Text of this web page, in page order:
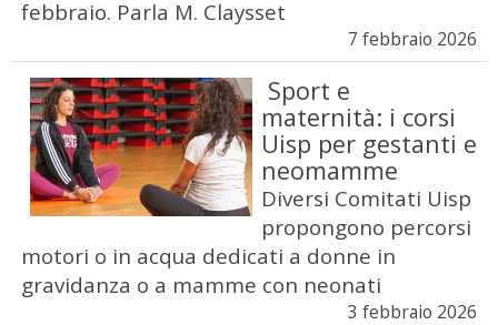
febbraio. Parla M. Claysset
7 febbraio 2026
Sport e
maternità: i corsi
Uisp per gestanti e
neomamme
Diversi Comitati Uisp
propongono percorsi
motori o in acqua dedicati a donne in
gravidanza o a mamme con neonati
3 febbraio 2026